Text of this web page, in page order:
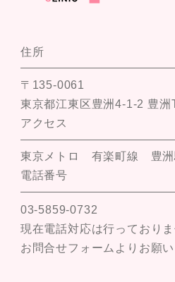
住所
〒135-0061
東京都江東区豊洲4-1-2 豊
アクセス
東京メトロ 有楽町線 豊洲
電話番号
03-5859-0732
現在電話対応は行っておりま
お問合せフォームよりお願い